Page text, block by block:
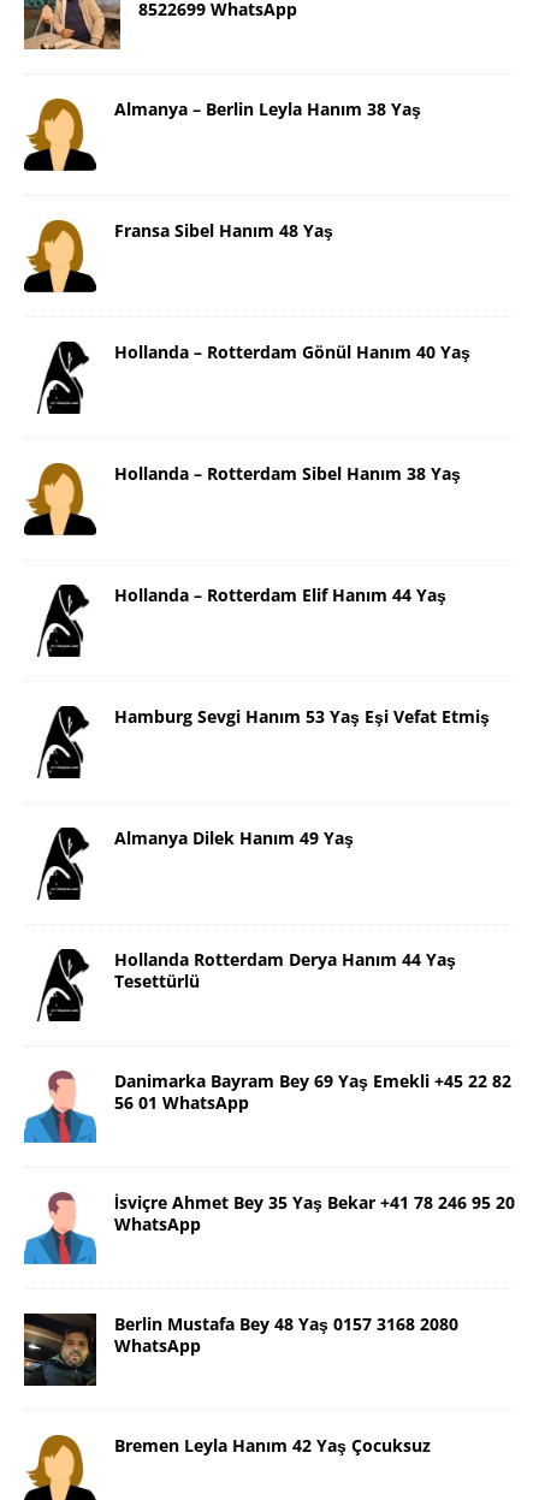
8522699 WhatsApp
Almanya – Berlin Leyla Hanım 38 Yaş
Fransa Sibel Hanım 48 Yaş
Hollanda – Rotterdam Gönül Hanım 40 Yaş
Hollanda – Rotterdam Sibel Hanım 38 Yaş
Hollanda – Rotterdam Elif Hanım 44 Yaş
Hamburg Sevgi Hanım 53 Yaş Eşi Vefat Etmiş
Almanya Dilek Hanım 49 Yaş
Hollanda Rotterdam Derya Hanım 44 Yaş
Tesettürlü
Danimarka Bayram Bey 69 Yaş Emekli +45 22 82
56 01 WhatsApp
İsviçre Ahmet Bey 35 Yaş Bekar +41 78 246 95 20
WhatsApp
Berlin Mustafa Bey 48 Yaş 0157 3168 2080
WhatsApp
Bremen Leyla Hanım 42 Yaş Çocuksuz